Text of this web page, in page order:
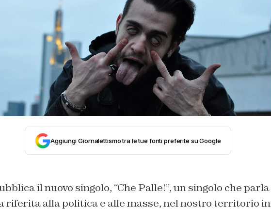
Aggiungi Giornalettismo tra le tue fonti preferite su Google
il nuovo singolo, “Che Palle!”, un singolo che parla
riferita alla politica e alle masse, nel nostro territorio in